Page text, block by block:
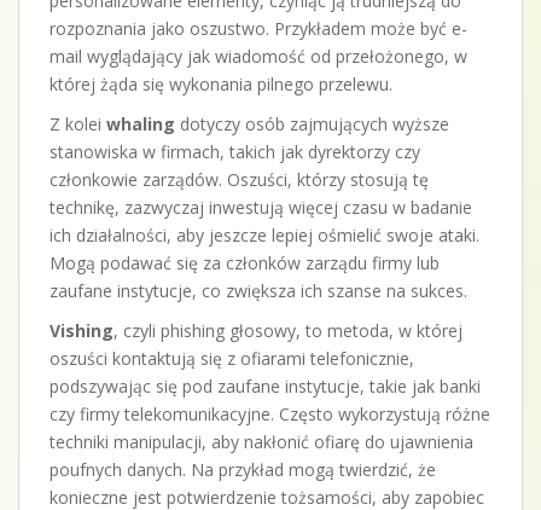
rozpoznania jako oszustwo. Przykładem może być e-
mail wyglądający jak wiadomość od przełożonego, w
której żąda się wykonania pilnego przelewu.
Z kolei whaling dotyczy osób zajmujących wyższe
stanowiska w firmach, takich jak dyrektorzy czy
członkowie zarządów. Oszuści, którzy stosują tę
technikę, zazwyczaj inwestują więcej czasu w badanie
ich działalności, aby jeszcze lepiej ośmielić swoje ataki.
Mogą podawać się za członków zarządu firmy lub
zaufane instytucje, co zwiększa ich szanse na sukces.
Vishing, czyli phishing głosowy, to metoda, w której
oszuści kontaktują się z ofiarami telefonicznie,
podszywając się pod zaufane instytucje, takie jak banki
czy firmy telekomunikacyjne. Często wykorzystują różne
techniki manipulacji, aby nakłonić ofiarę do ujawnienia
poufnych danych. Na przykład mogą twierdzić, że
konieczne jest potwierdzenie tożsamości, aby zapobiec